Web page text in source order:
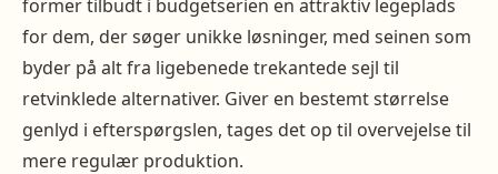
former tilbudt i budgetserien en attraktiv legeplads
for dem, der søger unikke løsninger, med seinen som
byder på alt fra ligebenede trekantede sejl til
retvinklede alternativer. Giver en bestemt størrelse
genlyd i efterspørgslen, tages det op til overvejelse til
mere regulær produktion.